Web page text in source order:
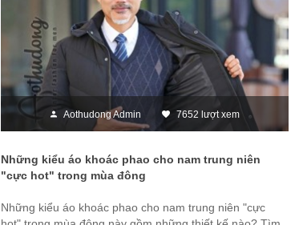
Aothudong Admin 7652 lượt xem
Những kiểu áo khoác phao cho nam trung niên
"cực hot" trong mùa đông
Những kiểu áo khoác phao cho nam trung niên "cực